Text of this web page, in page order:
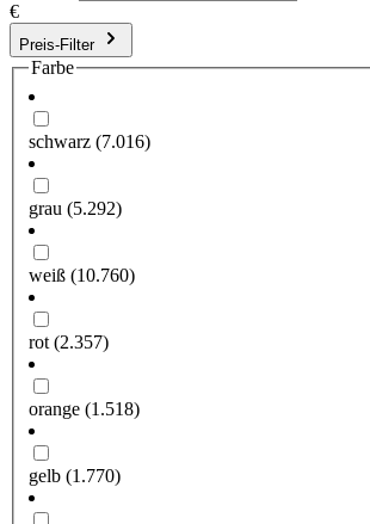
€
Preis-Filter
Farbe
schwarz (7.016)
grau (5.292)
weiß (10.760)
rot (2.357)
orange (1.518)
gelb (1.770)